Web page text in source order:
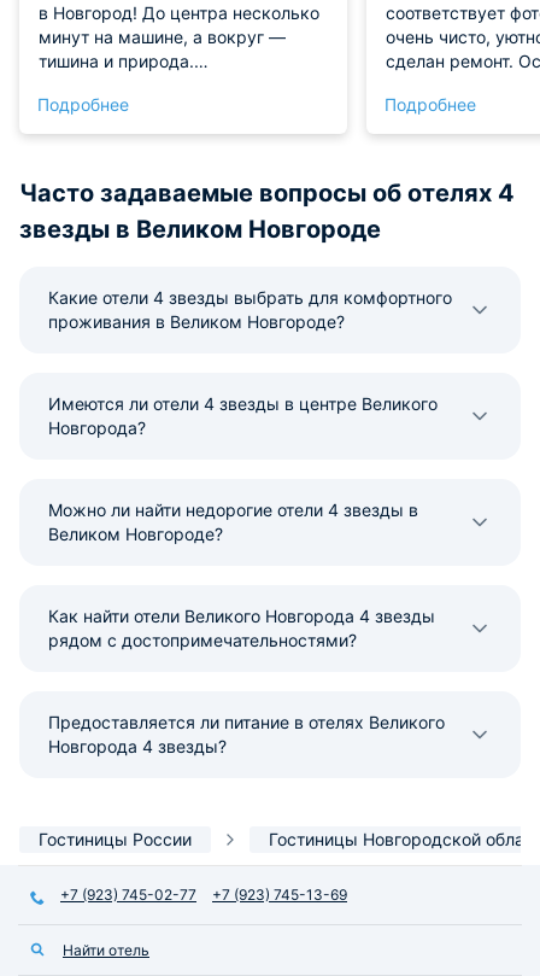
в Новгород! До центра несколько
минут на машине, а вокруг —
тишина и природа.
"Витославлицы" через дорогу, но
отель влюбил в себя: тут есть
Экскурсия туда очень
понравилась. Сыры вкусные и
Подробнее
соответствует
очень чисто,
сделан ремонт.
отдыха.
— рядом вокзал,
есть всё, что
комфорта.
Подробнее
Часто задаваемые вопросы об отелях 4
звезды в Великом Новгороде
Какие отели 4 звезды выбрать для комфортного
проживания в Великом Новгороде?
Имеются ли отели 4 звезды в центре Великого
Новгорода?
Можно ли найти недорогие отели 4 звезды в
Великом Новгороде?
Как найти отели Великого Новгорода 4 звезды
рядом с достопримечательностями?
Предоставляется ли питание в отелях Великого
Новгорода 4 звезды?
Гостиницы России Гостиницы Новгородской
+7 (923) 745-02-77 +7 (923) 745-13-69
Найти отель